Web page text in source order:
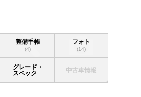
整備手帳
(4)
フォト
(14)
グレード・
スペック
中古車情報